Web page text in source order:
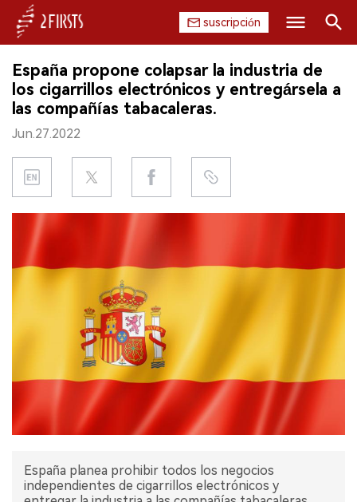
suscripción
INICIO
EMPRESA
PRODUCTO
REGULACIÓN
CHINA
DATOS
EXPOSICIÓN
ENTREVISTA
Buscar
España propone colapsar la industria de
los cigarrillos electrónicos y entregársela a
las compañías tabacaleras.
Jun.27.2022
España planea prohibir todos los negocios
independientes de cigarrillos electrónicos y